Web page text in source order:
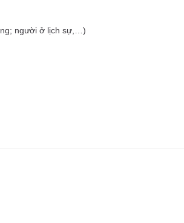
người ở lịch sự,…)